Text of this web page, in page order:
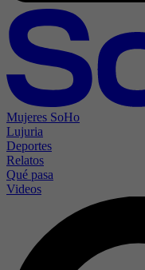
Mujeres SoHo
Lujuria
Deportes
Relatos
Qué pasa
Videos